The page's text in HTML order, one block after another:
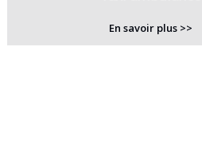
En savoir plus >>